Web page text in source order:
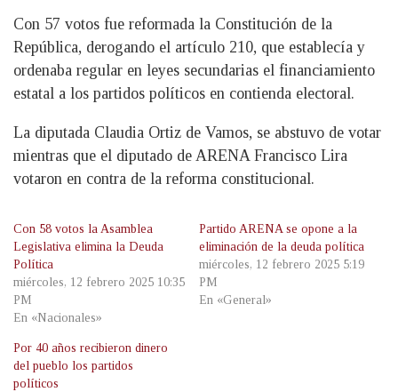
Con 57 votos fue reformada la Constitución de la
República, derogando el artículo 210, que establecía y
ordenaba regular en leyes secundarias el financiamiento
estatal a los partidos políticos en contienda electoral.
La diputada Claudia Ortiz de Vamos, se abstuvo de votar
mientras que el diputado de ARENA Francisco Lira
votaron en contra de la reforma constitucional.
Con 58 votos la Asamblea
Legislativa elimina la Deuda
Política
miércoles, 12 febrero 2025 10:35
PM
En «Nacionales»
Partido ARENA se opone a la
eliminación de la deuda política
miércoles, 12 febrero 2025 5:19
PM
En «General»
Por 40 años recibieron dinero
del pueblo los partidos
políticos